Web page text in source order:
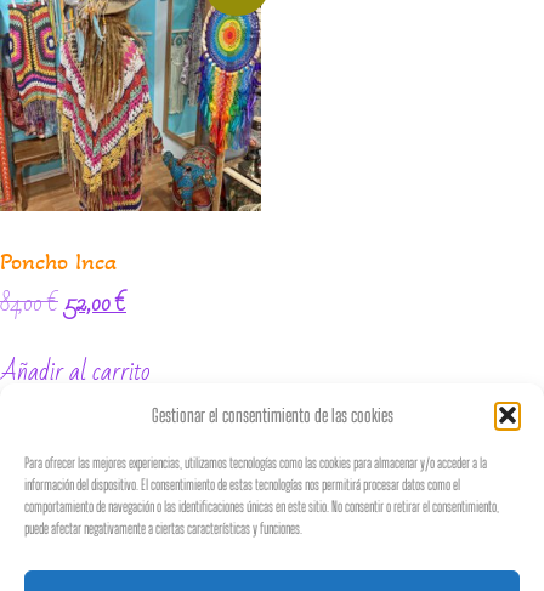
Gestionar el consentimiento de las cookies
Para ofrecer las mejores experiencias, utilizamos tecnologías como las cookies para almacenar y/o acceder a la
información del dispositivo. El consentimiento de estas tecnologías nos permitirá procesar datos como el
comportamiento de navegación o las identificaciones únicas en este sitio. No consentir o retirar el consentimiento,
puede afectar negativamente a ciertas características y funciones.
Poncho Inca
84,00€52,00€
Añadir al carrito
♡ 𝐵𝑜𝒽𝑒𝓂𝒾𝒶𝓃 𝒮𝓉𝓎𝓁𝑒 ♡